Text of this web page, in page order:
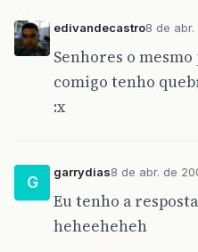
edivandecastro8 de
Senhores o
comigo tenho
:x
G
garrydias8 de abr. de
Eu tenho a
heheeheheh